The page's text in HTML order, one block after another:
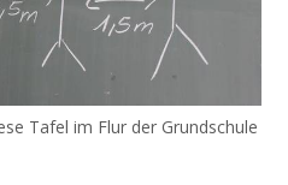
Tafel im Flur der Grundschule